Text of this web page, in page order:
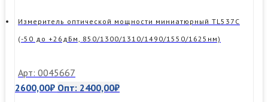
Измеритель оптической мощности миниатюрный TL537C
(-50 до +26дБм, 850/1300/1310/1490/1550/1625нм)
Арт: 0045667
2600,00₽ Опт: 2400,00₽